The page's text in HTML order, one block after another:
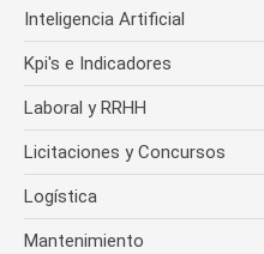
Inteligencia Artificial
Kpi's e Indicadores
Laboral y RRHH
Licitaciones y Concursos
Logística
Mantenimiento